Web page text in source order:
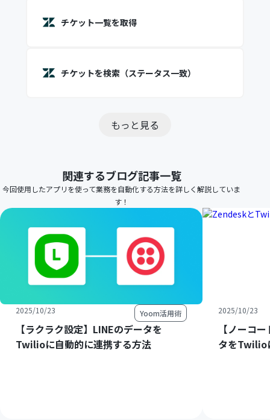
チケット一覧を取得
チケットを検索（ステータス一致）
もっと見る
関連するブログ記事一覧
今回使用したアプリを使って業務を自動化する方法を詳しく解説していま
す！
2025/10/23 Yoom活用術
【ラクラク設定】LINEのデータを
Twilioに自動的に連携する方法
2025/10/23
【ノーコ
タをTwilio